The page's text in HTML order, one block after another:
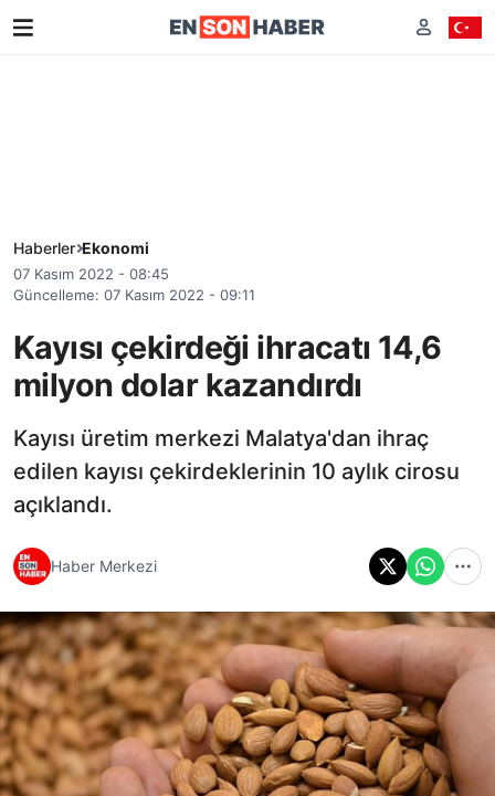
Haberler Ekonomi
07 Kasım 2022 - 08:45
Güncelleme: 07 Kasım 2022 - 09:11
Kayısı çekirdeği ihracatı 14,6
milyon dolar kazandırdı
Kayısı üretim merkezi Malatya'dan ihraç
edilen kayısı çekirdeklerinin 10 aylık cirosu
açıklandı.
Haber Merkezi